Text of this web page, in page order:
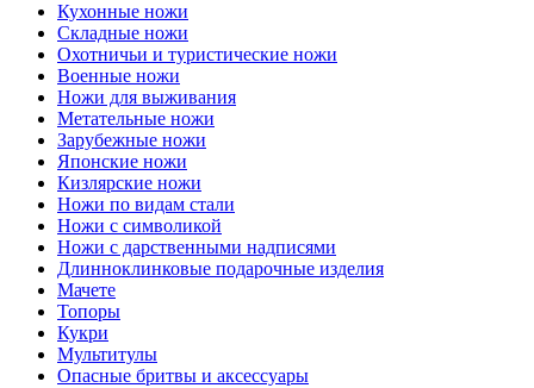
Кухонные ножи
Складные ножи
Охотничьи и туристические ножи
Военные ножи
Ножи для выживания
Метательные ножи
Зарубежные ножи
Японские ножи
Кизлярские ножи
Ножи по видам стали
Ножи с символикой
Ножи с дарственными надписями
Длинноклинковые подарочные изделия
Мачете
Топоры
Кукри
Мультитулы
Опасные бритвы и аксессуары